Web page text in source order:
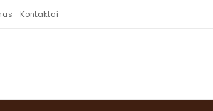
Kontaktai